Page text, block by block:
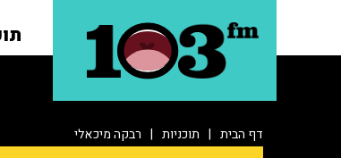
דף הבית | תוכניות | רבקה מיכאלי